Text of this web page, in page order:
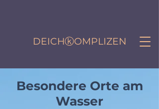
DEICHⓚOMPLIZEN
Besondere Orte am
Wasser